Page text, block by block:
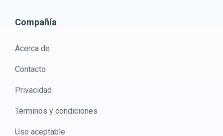
Compañía
Acerca de
Contacto
Privacidad
Términos y condiciones
Uso aceptable